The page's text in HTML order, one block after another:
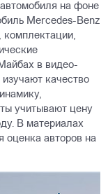
на фоне
Mercedes-Benz
комплектации,
в видео-
качество
учитывают цену
В материалах
оценка авторов на